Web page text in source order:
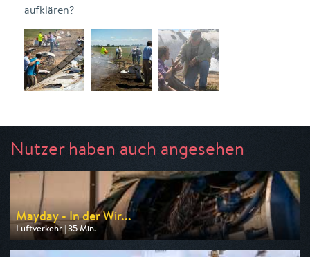
aufklären?
Nutzer haben auch angesehen
Mayday - In der Wir...
Luftverkehr | 35 Min.
Ausgestrahlt von N24 Doku
am 06.08.2026, 20:15